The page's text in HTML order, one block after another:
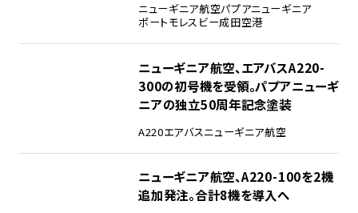
ニューギニア航空パプアニューギニア
ポートモレスビー成田空港
ニューギニア航空、エアバスA220-
300の初号機を受領。パプアニューギ
ニアの独立50周年記念塗装
A220エアバスニューギニア航空
ニューギニア航空、A220-100を2機
追加発注。合計8機を導入へ